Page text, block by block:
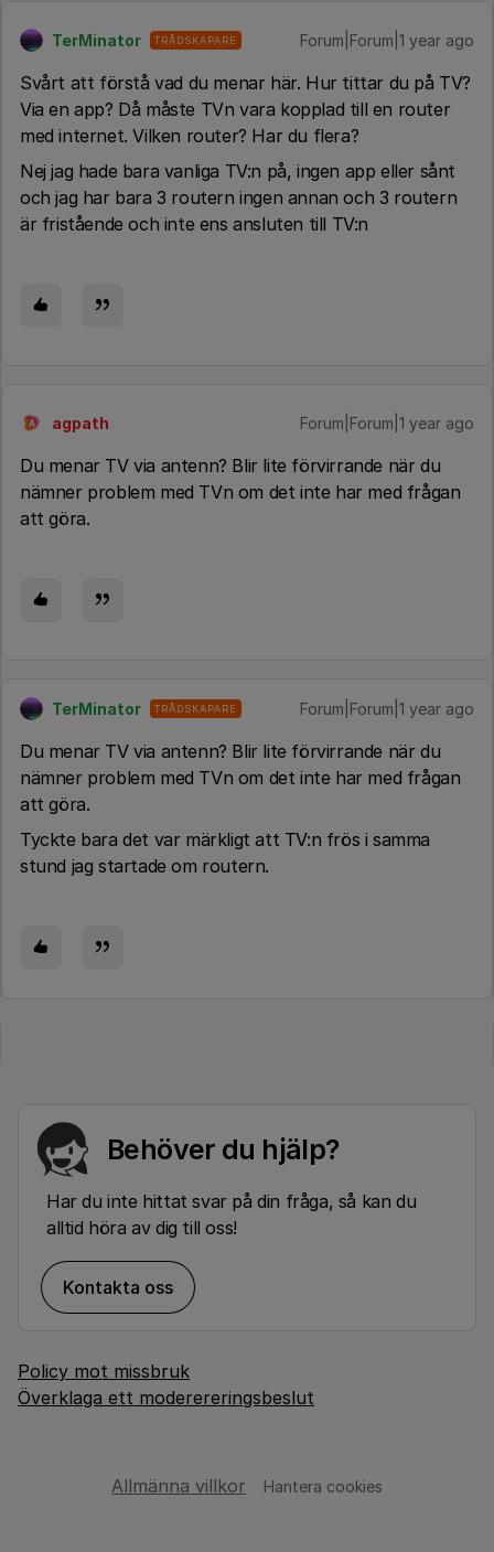
TerMinator TRÅDSKAPARE Forum|Forum|1 year ago
Svårt att förstå vad du menar här. Hur tittar du på TV?
Via en app? Då måste TVn vara kopplad till en router
med internet. Vilken router? Har du flera?
Nej jag hade bara vanliga TV:n på, ingen app eller sånt
och jag har bara 3 routern ingen annan och 3 routern
är fristående och inte ens ansluten till TV:n
A agpath Forum|Forum|1 year ago
Du menar TV via antenn? Blir lite förvirrande när du
nämner problem med TVn om det inte har med frågan
att göra.
TerMinator TRÅDSKAPARE Forum|Forum|1 year ago
Du menar TV via antenn? Blir lite förvirrande när du
nämner problem med TVn om det inte har med frågan
att göra.
Tyckte bara det var märkligt att TV:n frös i samma
stund jag startade om routern.
Behöver du hjälp?
Har du inte hittat svar på din fråga, så kan du
alltid höra av dig till oss!
Kontakta oss
Policy mot missbruk
Överklaga ett moderereringsbeslut
Allmänna villkor Hantera cookies